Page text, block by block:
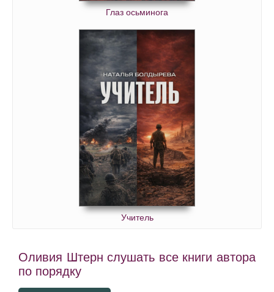
Глаз осьминога
Учитель
Оливия Штерн слушать все книги автора
по порядку